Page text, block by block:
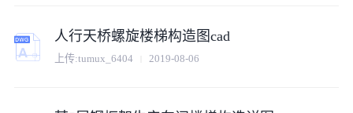
人行天桥螺旋楼梯构造图cad
上传:tumux_6404 2019-08-06